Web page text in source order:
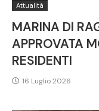
Attualità
MARINA DI
APPROVATA
RESIDENTI
16 Luglio 2026